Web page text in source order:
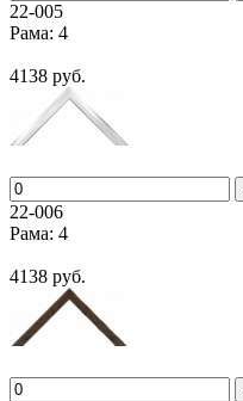
22-005
Рама: 4
4138 руб.
22-006
Рама: 4
4138 руб.